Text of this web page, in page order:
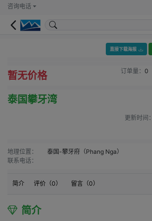
咨询电话
直接下载海报
暂无价格 订单量： 0
泰国攀牙湾
更新时间：
地理位置：
泰国-攀牙府（Phang Nga）
联系电话：
简介 评价（0） 留言（0）
简介